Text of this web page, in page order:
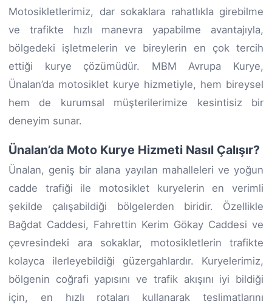
Motosikletlerimiz, dar sokaklara rahatlıkla girebilme
ve trafikte hızlı manevra yapabilme avantajıyla,
bölgedeki işletmelerin ve bireylerin en çok tercih
ettiği kurye çözümüdür. MBM Avrupa Kurye,
Ünalan’da motosiklet kurye hizmetiyle, hem bireysel
hem de kurumsal müşterilerimize kesintisiz bir
deneyim sunar.
Ünalan’da Moto Kurye Hizmeti Nasıl Çalışır?
Ünalan, geniş bir alana yayılan mahalleleri ve yoğun
cadde trafiği ile motosiklet kuryelerin en verimli
şekilde çalışabildiği bölgelerden biridir. Özellikle
Bağdat Caddesi, Fahrettin Kerim Gökay Caddesi ve
çevresindeki ara sokaklar, motosikletlerin trafikte
kolayca ilerleyebildiği güzergahlardır. Kuryelerimiz,
bölgenin coğrafi yapısını ve trafik akışını iyi bildiği
için, en hızlı rotaları kullanarak teslimatlarını